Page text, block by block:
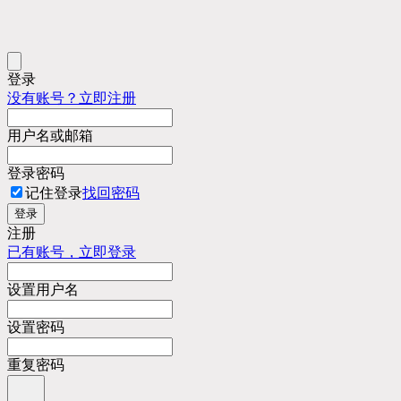
登录
没有账号？立即注册
用户名或邮箱
登录密码
记住登录找回密码
登录
注册
已有账号，立即登录
设置用户名
设置密码
重复密码